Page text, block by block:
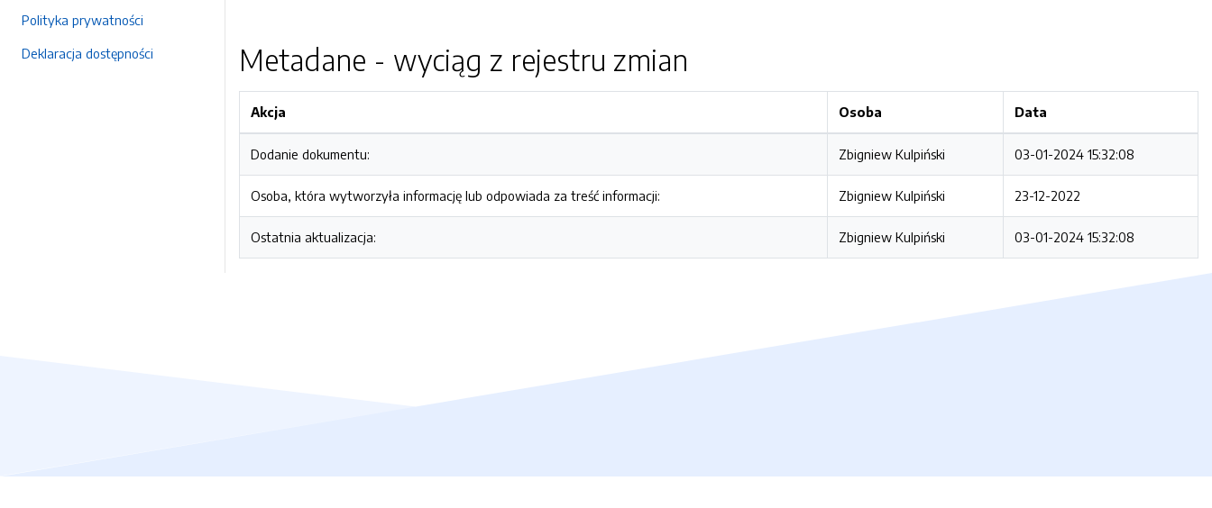
Polityka prywatności
Deklaracja dostępności Metadane - wyciąg z rejestru zmian
Akcja Osoba Data
Dodanie dokumentu: Zbigniew Kulpiński 03-01-2024 15:32:08
Osoba, która wytworzyła informację lub odpowiada za treść informacji: Zbigniew Kulpiński 23-12-2022
Ostatnia aktualizacja: Zbigniew Kulpiński 03-01-2024 15:32:08